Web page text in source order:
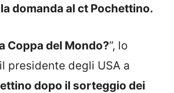
domanda al ct Pochettino.
Coppa del Mondo?”, lo
presidente degli USA a
dopo il sorteggio dei